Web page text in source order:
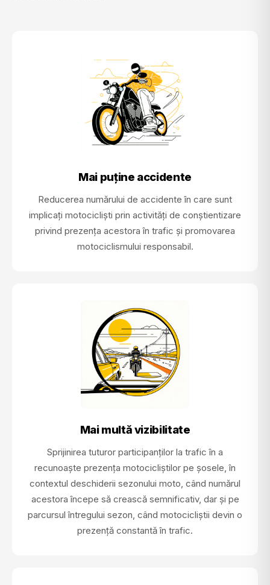
Mai puține accidente
Reducerea numărului de accidente în care sunt
implicați motocicliști prin activități de conștientizare
privind prezența acestora în trafic și promovarea
motociclismului responsabil.
Mai multă vizibilitate
Sprijinirea tuturor participanților la trafic în a
recunoaște prezența motocicliștilor pe șosele, în
contextul deschiderii sezonului moto, când numărul
acestora începe să crească semnificativ, dar și pe
parcursul întregului sezon, când motocicliștii devin o
prezență constantă în trafic.